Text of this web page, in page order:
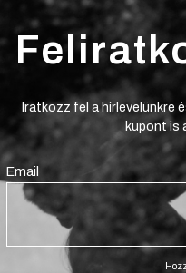
Iratkozz fel a hírlevelünkre
kupont is
Email